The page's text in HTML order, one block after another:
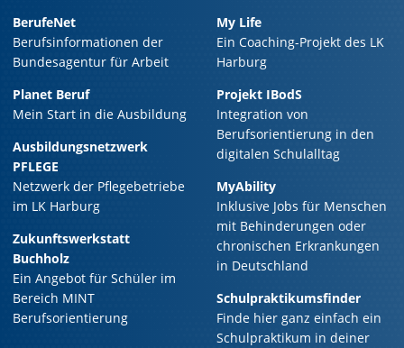
BerufeNet
Berufsinformationen der
Bundesagentur für Arbeit
Planet Beruf
Mein Start in die Ausbildung
Ausbildungsnetzwerk
PFLEGE
Netzwerk der Pflegebetriebe
im LK Harburg
Zukunftswerkstatt
Buchholz
Ein Angebot für Schüler im
Bereich MINT
Berufsorientierung
My Life
Ein Coaching-Projekt des LK
Harburg
Projekt IBodS
Integration von
Berufsorientierung in den
digitalen Schulalltag
MyAbility
Inklusive Jobs für Menschen
mit Behinderungen oder
chronischen Erkrankungen
in Deutschland
Schulpraktikumsfinder
Finde hier ganz einfach ein
Schulpraktikum in deiner